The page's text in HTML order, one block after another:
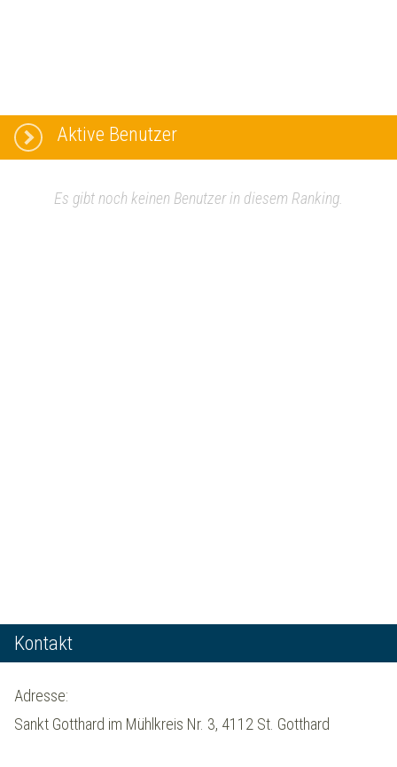
Aktive Benutzer
Es gibt noch keinen Benutzer in diesem Ranking.
Kontakt
Adresse:
Sankt Gotthard im Mühlkreis Nr. 3, 4112 St. Gotthard